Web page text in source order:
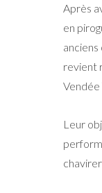
Après
en
revient
Vendée
Leur